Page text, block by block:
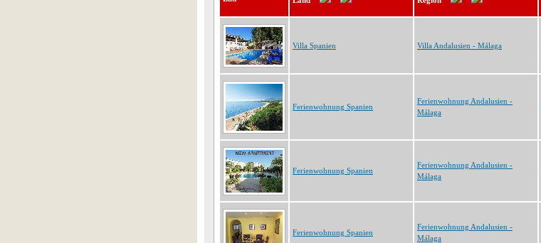
Villa Spanien Villa Andalusien - Málaga
Ferienwohnung Spanien
Ferienwohnung Andalusien -
Málaga
Ferienwohnung Spanien
Ferienwohnung Andalusien -
Málaga
Ferienwohnung Spanien
Ferienwohnung Andalusien -
Málaga